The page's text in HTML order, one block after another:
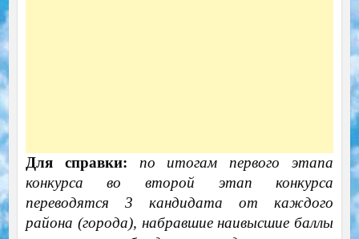
Для справки:
по итогам первого этапа
конкурса во второй этап конкурса
переводятся 3 кандидата от каждого
района (города), набравшие наивысшие баллы